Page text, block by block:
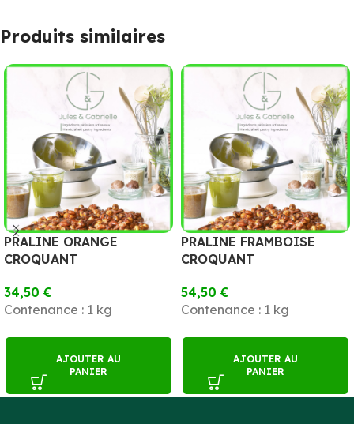
Produits similaires
PRALINE ORANGE
CROQUANT
34,50€
Contenance : 1 kg
AJOUTER AU
PANIER
PRALINE FRAMBOISE
CROQUANT
54,50€
Contenance : 1 kg
AJOUTER AU
PANIER